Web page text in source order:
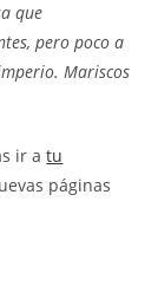
que
pero poco a
Mariscos
ir atu
páginas